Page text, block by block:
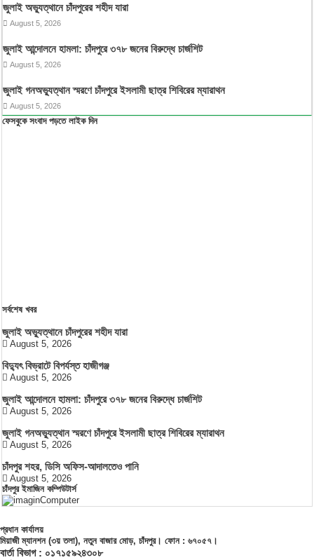
জুলাই অভ্যুত্থানে চাঁদপুরের শহীদ যারা
August 5, 2026
জুলাই আন্দোলনে হামলা: চাঁদপুরে ৩৭৮ জনের বিরুদ্ধে চার্জশিট
August 5, 2026
জুলাই গনঅভ্যুত্থান স্মরণে চাঁদপুরে ইসলামী ছাত্র শিবিরের ম্যারাথন
August 5, 2026
ফেসবুকে সংবাদ পড়তে লাইক দিন
সর্বশেষ খবর
জুলাই অভ্যুত্থানে চাঁদপুরের শহীদ যারা
August 5, 2026
বিদ্যুৎ বিভ্রাটে বিপর্যস্ত হাজীগঞ্জ
August 5, 2026
জুলাই আন্দোলনে হামলা: চাঁদপুরে ৩৭৮ জনের বিরুদ্ধে চার্জশিট
August 5, 2026
জুলাই গনঅভ্যুত্থান স্মরণে চাঁদপুরে ইসলামী ছাত্র শিবিরের ম্যারাথন
August 5, 2026
চাঁদপুর শহর, ডিসি অফিস-আদালতেও পানি
August 5, 2026
চাঁদপুর ইমাজিন কম্পিউটার্স
প্রধান কার্যালয়
মিয়াজী ম্যানশন (৩য় তলা), নতুন বাজার মোড়, চাঁদপুর। ফোন : ৬৭০৫৭।
বার্তা বিভাগ : ০১৭১৫৯২৪৩০৮